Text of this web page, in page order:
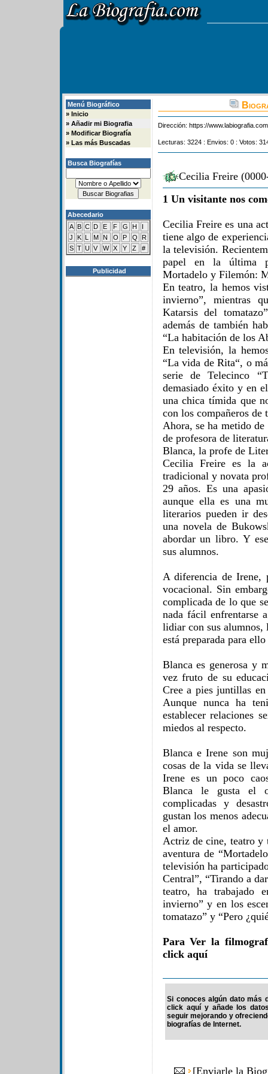
Menú Biográfico
» Inicio
» Añadir mi Biografia
» Modificar Biografía
» Las más Buscadas
Busca Biografías
Abecedario
A B C D E F G H
I
J
K L M N O P Q
R
S T U V W X Y Z #
Publicidad
Dirección: https://
Lecturas: 3224 : Envios: 0 : Votos:
Cecilia Freire
1 Un visitante nos
Cecilia Freire es una
tiene algo de
la televisión.
papel en la última
Mortadelo y Filemón:
En teatro, la hemos
invierno”, mientras
Katarsis del
además de también
“La habitación de los
En televisión, la
“La vida de Rita“, o
serie de Telecinco
demasiado éxito y en
una chica tímida que
con los compañeros de
Ahora, se ha metido
de profesora de
Blanca, la profe de
Cecilia Freire es la
tradicional y novata
29 años. Es una
aunque ella es una
literarios pueden ir
una novela de
abordar un libro. Y
sus alumnos.
A diferencia de Irene,
vocacional. Sin
complicada de lo que
nada fácil enfrentarse
lidiar con sus alumnos,
está preparada para
Blanca es generosa y
vez fruto de su
Cree a pies juntillas
Aunque nunca ha
establecer relaciones
miedos al respecto.
Blanca e Irene son
cosas de la vida se
Irene es un poco
Blanca le gusta el
complicadas y
gustan los menos
el amor.
Actriz de cine, teatro y
aventura de
televisión ha
Central”, “Tirando a
teatro, ha trabajado
invierno” y en los
tomatazo” y “Pero
Para Ver la
click aquí
Si conoces algún dato más
click aquí y añade los
seguir mejorando y
biografías de Internet.
[Enviarle la